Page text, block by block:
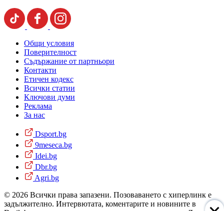
Общи условия
Поверителност
Съдържание от партньори
Контакти
Етичен кодекс
Всички статии
Ключови думи
Реклама
За нас
Dsport.bg
9meseca.bg
Idei.bg
Dbr.bg
Agri.bg
© 2026 Всички права запазени. Позоваването с хиперлинк е
задължително. Интервютата, коментарите и новините в